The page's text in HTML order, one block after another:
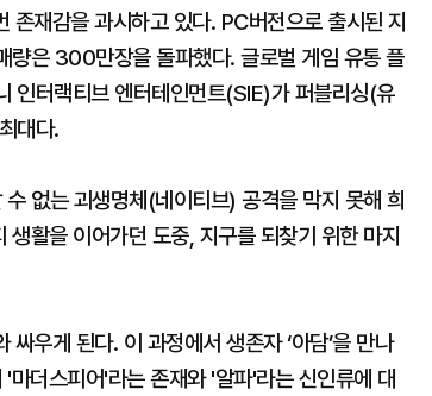
존재감을 과시하고 있다. PC버전으로 출시된 지
량은 300만장을 돌파했다. 글로벌 게임 유통 플
인터랙티브 엔터테인먼트(SIE)가 퍼블리싱(유
대다.
없는 괴생명체(네이티브) 공격을 막지 못해 희
활을 이어가던 도중, 지구를 되찾기 위한 마지
우게 된다. 이 과정에서 생존자 ‘아담’을 만나
마더스피어'라는 존재와 '알파'라는 신인류에 대